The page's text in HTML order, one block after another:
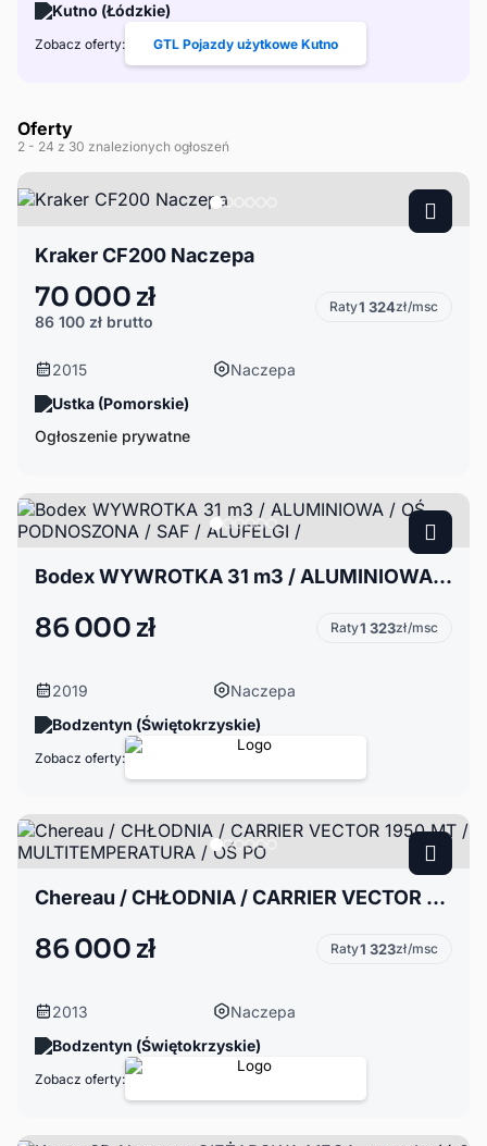
Kutno (Łódzkie)
Zobacz oferty: GTL Pojazdy użytkowe Kutno
Oferty
2 - 24 z 30 znalezionych ogłoszeń
Kraker CF200 Naczepa
70 000 zł
86 100 zł brutto
Raty1 324zł/msc
2015
Naczepa
Ustka (Pomorskie)
Ogłoszenie prywatne
Bodex WYWROTKA 31 m3 / ALUMINIOWA / OŚ PODNOSZONA / SAF / ALUFELGI /
86 000 zł Raty1 323zł/msc
2019
Naczepa
Bodzentyn (Świętokrzyskie)
Zobacz oferty:
Chereau / CHŁODNIA / CARRIER VECTOR 1950 MT / MULTITEMPERATURA / OŚ PO
86 000 zł Raty1 323zł/msc
2013
Naczepa
Bodzentyn (Świętokrzyskie)
Zobacz oferty: